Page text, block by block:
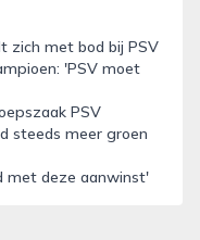
zich met bod bij PSV
'PSV moet
PSV
steeds meer groen
met deze aanwinst'